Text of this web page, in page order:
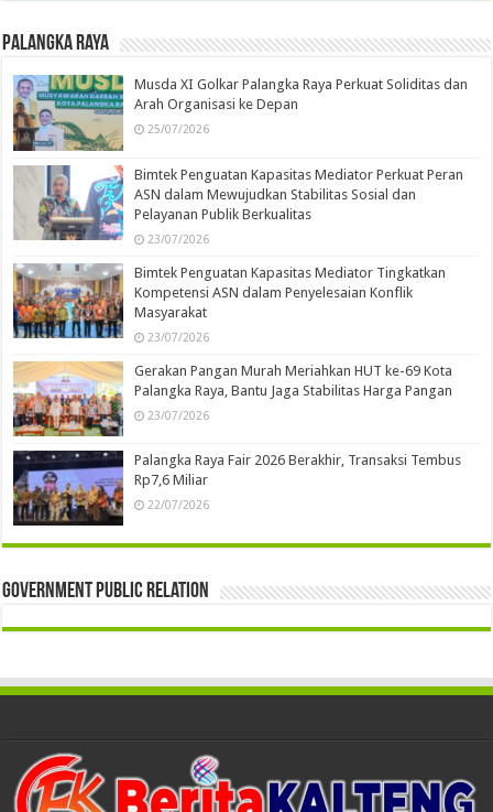
Palangka Raya
Musda XI Golkar Palangka Raya Perkuat Soliditas dan
Arah Organisasi ke Depan
25/07/2026
Bimtek Penguatan Kapasitas Mediator Perkuat Peran
ASN dalam Mewujudkan Stabilitas Sosial dan
Pelayanan Publik Berkualitas
23/07/2026
Bimtek Penguatan Kapasitas Mediator Tingkatkan
Kompetensi ASN dalam Penyelesaian Konflik
Masyarakat
23/07/2026
Gerakan Pangan Murah Meriahkan HUT ke-69 Kota
Palangka Raya, Bantu Jaga Stabilitas Harga Pangan
23/07/2026
Palangka Raya Fair 2026 Berakhir, Transaksi Tembus
Rp7,6 Miliar
22/07/2026
Government Public Relation